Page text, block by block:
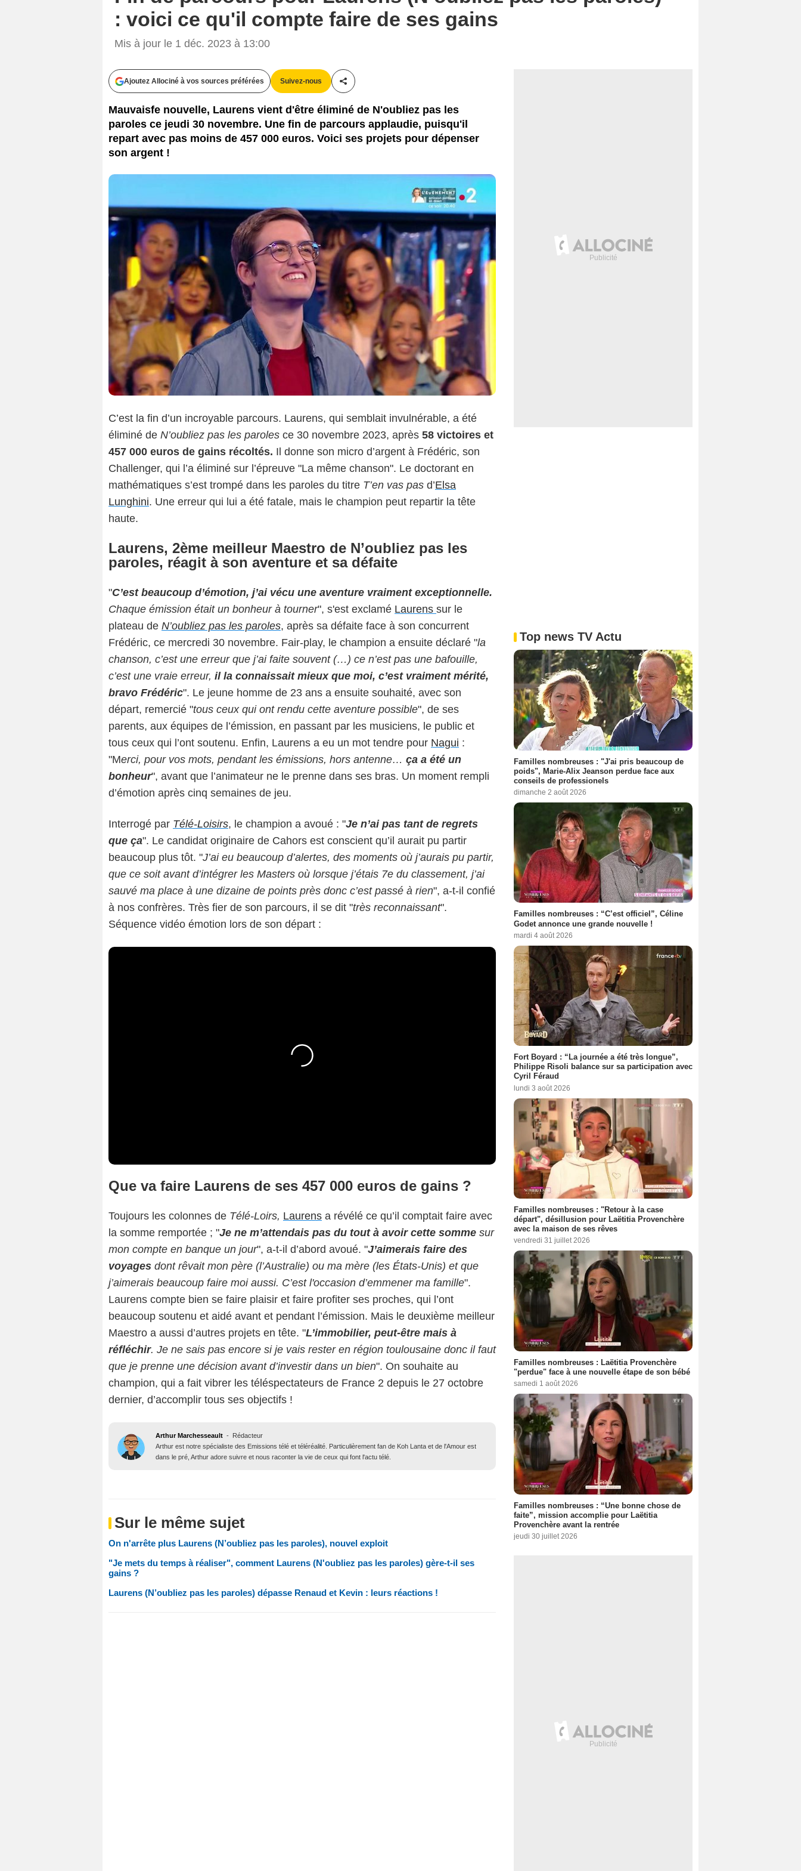
: voici ce qu'il compte faire de ses gains
Mis à jour le 1 déc. 2023 à 13:00
Ajoutez Allociné à vos sources préférées Suivez-nous
Partager cet article
Mauvaisfe nouvelle, Laurens vient d'être éliminé de N'oubliez pas les
paroles ce jeudi 30 novembre. Une fin de parcours applaudie, puisqu'il
repart avec pas moins de 457 000 euros. Voici ses projets pour dépenser
son argent !
C’est la fin d’un incroyable parcours. Laurens, qui semblait invulnérable, a été
éliminé de N’oubliez pas les paroles ce 30 novembre 2023, après 58 victoires et
457 000 euros de gains récoltés. Il donne son micro d’argent à Frédéric, son
Challenger, qui l’a éliminé sur l’épreuve "La même chanson". Le doctorant en
mathématiques s’est trompé dans les paroles du titre T’en vas pas d’Elsa
Lunghini. Une erreur qui lui a été fatale, mais le champion peut repartir la tête
haute.
Laurens, 2ème meilleur Maestro de N’oubliez pas les
paroles, réagit à son aventure et sa défaite
"C’est beaucoup d’émotion, j’ai vécu une aventure vraiment exceptionnelle.
Chaque émission était un bonheur à tourner", s'est exclamé Laurens sur le
plateau de N’oubliez pas les paroles, après sa défaite face à son concurrent
Frédéric, ce mercredi 30 novembre. Fair-play, le champion a ensuite déclaré "la
chanson, c’est une erreur que j’ai faite souvent (…) ce n’est pas une bafouille,
c’est une vraie erreur, il la connaissait mieux que moi, c’est vraiment mérité,
bravo Frédéric". Le jeune homme de 23 ans a ensuite souhaité, avec son
départ, remercié "tous ceux qui ont rendu cette aventure possible", de ses
parents, aux équipes de l’émission, en passant par les musiciens, le public et
tous ceux qui l’ont soutenu. Enfin, Laurens a eu un mot tendre pour Nagui :
"Merci, pour vos mots, pendant les émissions, hors antenne… ça a été un
bonheur", avant que l’animateur ne le prenne dans ses bras. Un moment rempli
d’émotion après cinq semaines de jeu.
Interrogé par Télé-Loisirs, le champion a avoué : "Je n’ai pas tant de regrets
que ça". Le candidat originaire de Cahors est conscient qu’il aurait pu partir
beaucoup plus tôt. "J’ai eu beaucoup d’alertes, des moments où j’aurais pu partir,
que ce soit avant d’intégrer les Masters où lorsque j’étais 7e du classement, j’ai
sauvé ma place à une dizaine de points près donc c’est passé à rien", a-t-il confié
à nos confrères. Très fier de son parcours, il se dit "très reconnaissant".
Séquence vidéo émotion lors de son départ :
Que va faire Laurens de ses 457 000 euros de gains ?
Toujours les colonnes de Télé-Loirs, Laurens a révélé ce qu’il comptait faire avec
la somme remportée ; "Je ne m’attendais pas du tout à avoir cette somme sur
mon compte en banque un jour", a-t-il d’abord avoué. "J’aimerais faire des
voyages dont rêvait mon père (l’Australie) ou ma mère (les États-Unis) et que
j’aimerais beaucoup faire moi aussi. C’est l'occasion d’emmener ma famille".
Laurens compte bien se faire plaisir et faire profiter ses proches, qui l’ont
beaucoup soutenu et aidé avant et pendant l’émission. Mais le deuxième meilleur
Maestro a aussi d’autres projets en tête. "L’immobilier, peut-être mais à
réfléchir. Je ne sais pas encore si je vais rester en région toulousaine donc il faut
que je prenne une décision avant d’investir dans un bien". On souhaite au
champion, qui a fait vibrer les téléspectateurs de France 2 depuis le 27 octobre
dernier, d’accomplir tous ses objectifs !
Arthur Marchesseault -
Rédacteur
Arthur est notre spécialiste des Emissions télé et téléréalité. Particulièrement fan de Koh Lanta et de l'Amour est
dans le pré, Arthur adore suivre et nous raconter la vie de ceux qui font l'actu télé.
Sur le même sujet
On n'arrête plus Laurens (N’oubliez pas les paroles), nouvel exploit
"Je mets du temps à réaliser", comment Laurens (N'oubliez pas les paroles) gère-t-il ses
gains ?
Laurens (N’oubliez pas les paroles) dépasse Renaud et Kevin : leurs réactions !
Top news TV Actu
Familles nombreuses : "J'ai pris beaucoup de
poids", Marie-Alix Jeanson perdue face aux
conseils de professionels
dimanche 2 août 2026
Familles nombreuses : “C’est officiel”, Céline
Godet annonce une grande nouvelle !
mardi 4 août 2026
Fort Boyard : “La journée a été très longue”,
Philippe Risoli balance sur sa participation avec
Cyril Féraud
lundi 3 août 2026
Familles nombreuses : "Retour à la case
départ", désillusion pour Laëtitia Provenchère
avec la maison de ses rêves
vendredi 31 juillet 2026
Familles nombreuses : Laëtitia Provenchère
"perdue" face à une nouvelle étape de son bébé
samedi 1 août 2026
Familles nombreuses : “Une bonne chose de
faite”, mission accomplie pour Laëtitia
Provenchère avant la rentrée
jeudi 30 juillet 2026